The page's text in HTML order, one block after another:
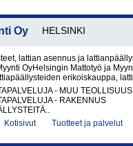
Oy HELSINKI
lattian asennus ja
OyHelsingin Mattotyö ja
erikoiskauppa,
- MUU TEOLLISUUS
- RAKENNUS
Kotisivut Tuotteet ja palvelut